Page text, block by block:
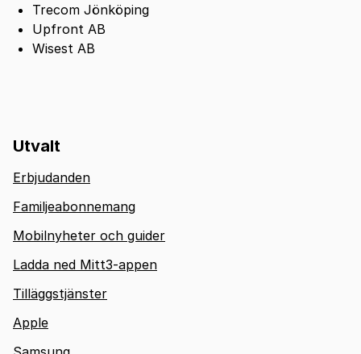
Trecom Jönköping
Upfront AB
Wisest AB
Utvalt
Erbjudanden
Familjeabonnemang
Mobilnyheter och guider
Ladda ned Mitt3-appen
Tilläggstjänster
Apple